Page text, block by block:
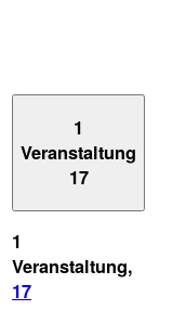
1
Veranstaltung
17
1
Veranstaltung,
17